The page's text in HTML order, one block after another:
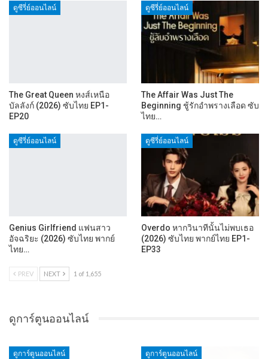
ดูซีรี่ย์ออนไลน์
The Great Queen หงส์เหนือ
บัลลังก์ (2026) ซับไทย EP1-
EP20
ดูซีรี่ย์ออนไลน์
The Affair Was Just The
Beginning ชู้รักอำพรางเลือด ซับ
ไทย…
ดูซีรี่ย์ออนไลน์
Genius Girlfriend แฟนสาว
อัจฉริยะ (2026) ซับไทย พากย์
ไทย…
ดูซีรี่ย์ออนไลน์
Overdo หากวินาทีนั้นไม่พบเธอ
(2026) ซับไทย พากย์ไทย EP1-
EP33
PREV NEXT 1 of 1,655
ดูการ์ตูนออนไลน์
ดูการ์ตูนออนไลน์ ดูการ์ตูนออนไลน์